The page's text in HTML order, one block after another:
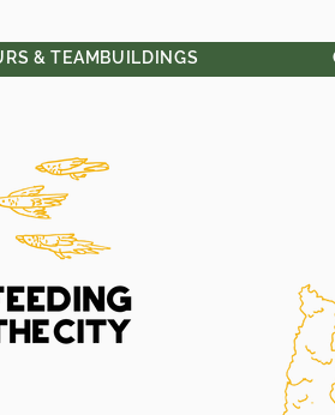
& TEAMBUILDINGS